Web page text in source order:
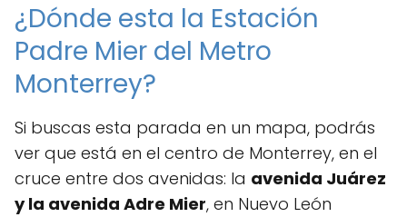
¿Dónde esta la Estación
Padre Mier del Metro
Monterrey?
Si buscas esta parada en un mapa, podrás
ver que está en el centro de Monterrey, en el
cruce entre dos avenidas: la avenida Juárez
y la avenida Adre Mier, en Nuevo León